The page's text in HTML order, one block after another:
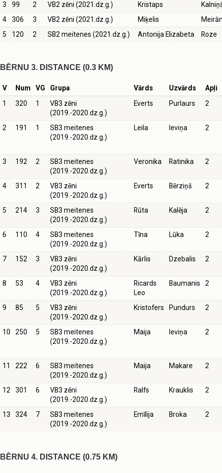
3
99 2 VB2 zēni (2021.dz.g.) Kristaps
4
306 3 VB2 zēni (2021.dz.g.) Miķelis
5
120 2 SB2 meitenes (2021.dz.g.) Antonija Elizabeta Roze
BĒRNU 3. DISTANCE (0.3 KM)
V Num VG Grupa Vārds Uzvārds
Apļi
1
320 1
VB3 zēni
(2019.-2020.dz.g.)
Everts Purlaurs 2
2 191 1
SB3 meitenes
(2019.-2020.dz.g.)
Leila Ieviņa 2
3 192 2
SB3 meitenes
(2019.-2020.dz.g.)
Veronika Ratinika 2
4 311 2
VB3 zēni
(2019.-2020.dz.g.)
Everts Bērziņš 2
5 214 3
SB3 meitenes
(2019.-2020.dz.g.)
Rūta Kalēja 2
6 110 4
SB3 meitenes
(2019.-2020.dz.g.)
Tīna Lūka 2
7 152 3
VB3 zēni
(2019.-2020.dz.g.)
Kārlis Dzebalis 2
8 53 4
VB3 zēni
(2019.-2020.dz.g.)
Ricards
Leo
Baumanis 2
9 85 5
VB3 zēni
(2019.-2020.dz.g.)
Kristofers Pundurs 2
10 250 5
SB3 meitenes
(2019.-2020.dz.g.)
Maija Ieviņa 2
11 222 6
SB3 meitenes
(2019.-2020.dz.g.)
Maija Makare 2
12 301 6
VB3 zēni
(2019.-2020.dz.g.)
Ralfs Krauklis 2
13 324 7
SB3 meitenes
(2019.-2020.dz.g.)
Emīlija Broka 2
BĒRNU 4. DISTANCE (0.75 KM)